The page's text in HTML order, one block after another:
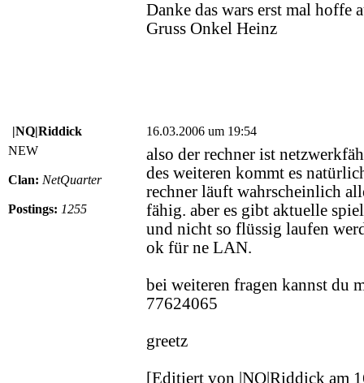
Danke das wars erst mal hoffe
Gruss Onkel Heinz
|NQ|Riddick
16.03.2006 um 19:54
NEW
Clan: NetQuarter
Postings: 1255
also der rechner ist
des weiteren kommt es
rechner läuft wahrscheinlich
fähig. aber es gibt aktuelle
und nicht so flüssig laufen
ok für ne LAN.
bei weiteren fragen kannst du
77624065
greetz
[Editiert von |NQ|Riddick am